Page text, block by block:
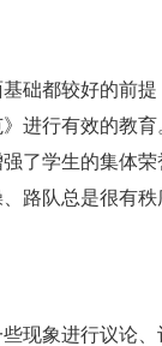
础都较好的前提
进行有效的教育
了学生的集体荣
路队总是很有秩
现象进行议论、